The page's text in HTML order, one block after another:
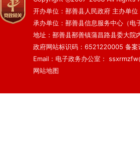
开办单位：鄯善县人民政府 主办单
承办单位：鄯善县信息服务中心（电
地址：鄯善县鄯善镇蒲昌路县委大
政府网站标识码：6521220005 备案
Email：电子政务办公室：
网站地图